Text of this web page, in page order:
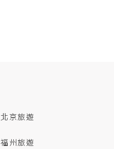
北京旅遊
福州旅遊